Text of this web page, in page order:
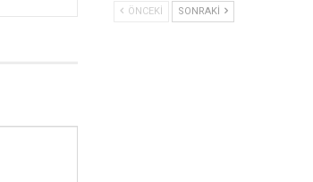
ÖNCEKI SONRAKI